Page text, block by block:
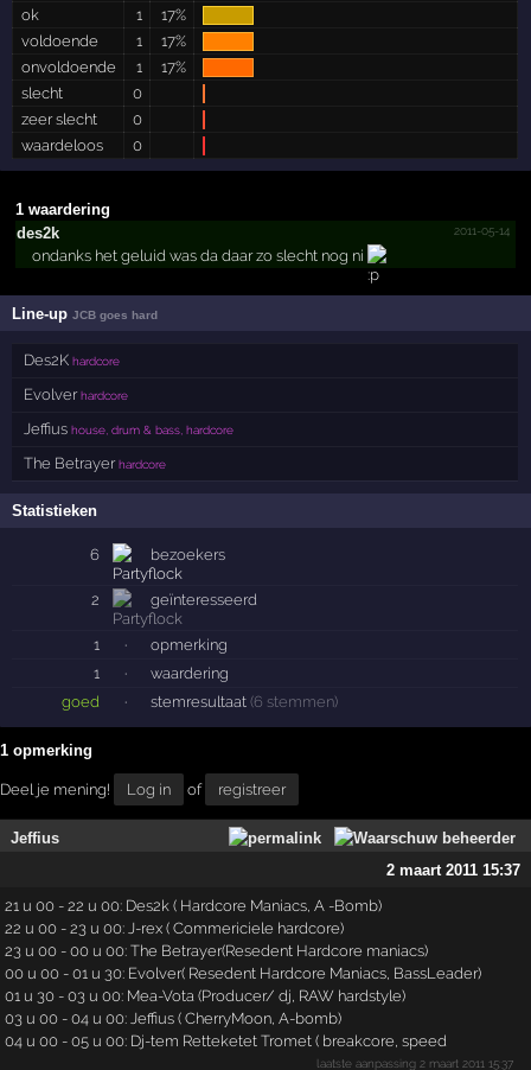
ok
1
17%
voldoende
1
17%
onvoldoende
1
17%
slecht
0
zeer slecht
0
waardeloos
0
1 waardering
des2k
2011-05-14
ondanks het geluid was da daar zo slecht nog ni
Line-upJCB goes hard
Des2K hardcore
Evolver hardcore
Jeffius house, drum & bass, hardcore
The Betrayer hardcore
Statistieken
6 bezoekers
2 geïnteresseerd
1 ·
opmerking
1
·
waardering
goed
· stemresultaat (6 stemmen)
1 opmerking
Deel je mening! Log in of registreer
Jeffius
2 maart 2011 15:37
21 u 00 - 22 u 00: Des2k ( Hardcore Maniacs, A -Bomb)
22 u 00 - 23 u 00: J-rex ( Commericiele hardcore)
23 u 00 - 00 u 00: The Betrayer(Resedent Hardcore maniacs)
00 u 00 - 01 u 30: Evolver( Resedent Hardcore Maniacs, BassLeader)
01 u 30 - 03 u 00: Mea-Vota (Producer/ dj, RAW hardstyle)
03 u 00 - 04 u 00: Jeffius ( CherryMoon, A-bomb)
04 u 00 - 05 u 00: Dj-tem Retteketet Tromet ( breakcore, speed
laatste aanpassing 2 maart 2011 15:37